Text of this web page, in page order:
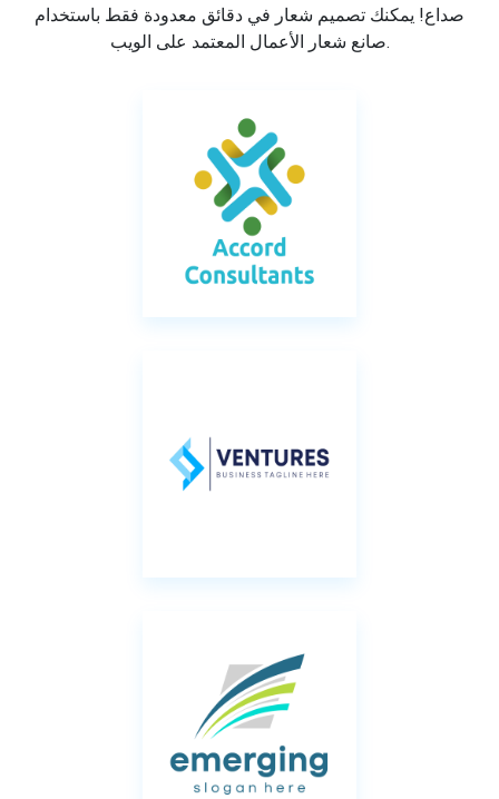
صداع! يمكنك تصميم شعار في دقائق معدودة فقط باستخدام
صانع شعار الأعمال المعتمد على الويب.